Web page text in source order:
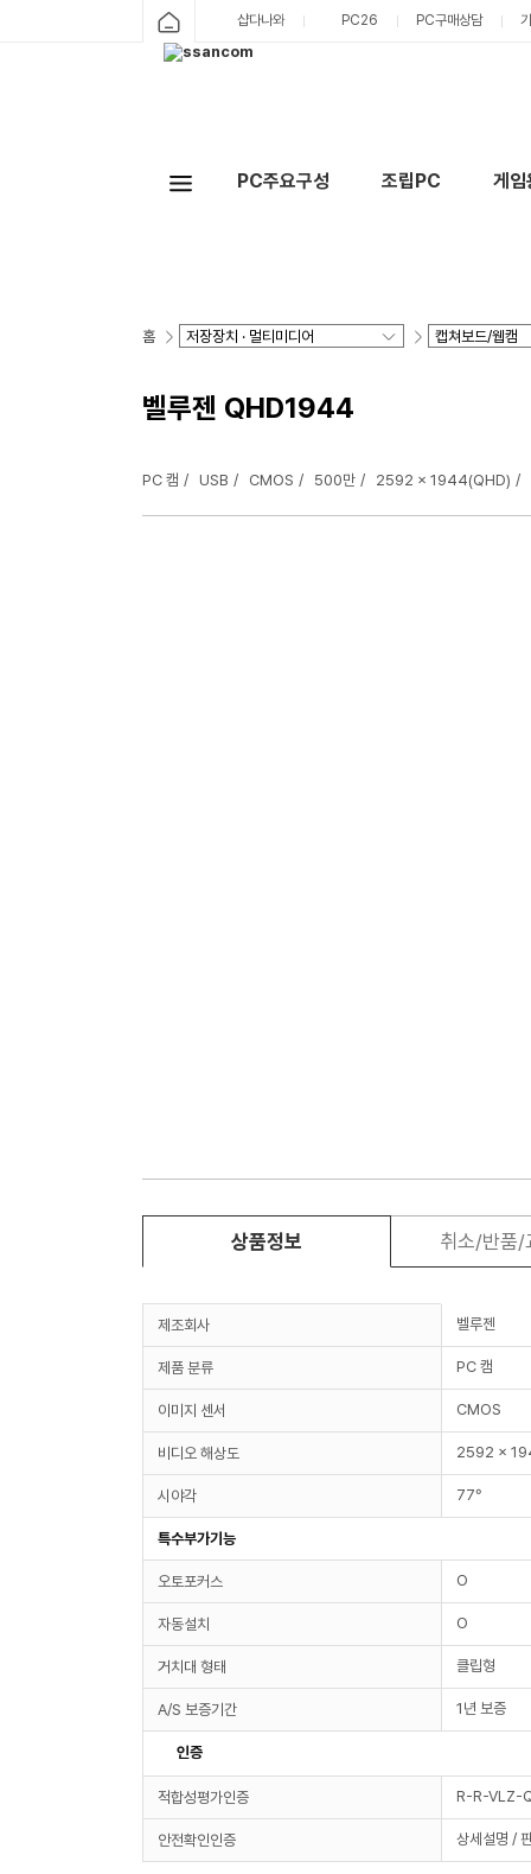
샵다나와 PC26 PC구매상담
PC주요구성 조립PC 게
홈
벨루젠 QHD1944
PC 캠 USB CMOS 500만 2592 x 1944(QHD)
상품정보 취소/반품/
제조회사 벨루젠
제품 분류 PC 캠
이미지 센서 CMOS
비디오 해상도 2592 x
시야각 77°
특수부가기능
오토포커스 O
자동설치 O
거치대 형태 클립형
A/S 보증기간 1년 보증
인증
적합성평가인증 R-R-VLZ-
안전확인인증 상세설명 /